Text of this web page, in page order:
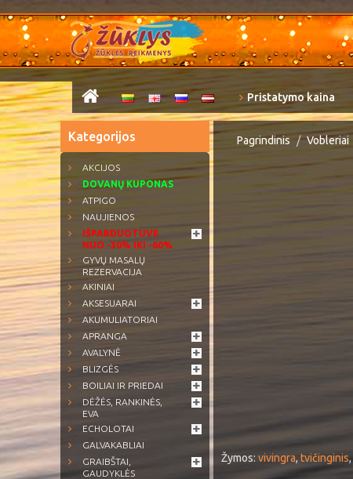
Pristatymo kaina
Kategorijos
AKCIJOS
DOVANŲ KUPONAS
ATPIGO
NAUJIENOS
IŠPARDUOTUVĖ
NUO -30% IKI -60%
GYVŲ MASALŲ
REZERVACIJA
AKINIAI
AKSESUARAI
AKUMULIATORIAI
APRANGA
AVALYNĖ
BLIZGĖS
BOILIAI IR PRIEDAI
DĖŽĖS, RANKINĖS,
EVA
ECHOLOTAI
GALVAKABLIAI
GRAIBŠTAI,
GAUDYKLĖS
Pagrindinis Vobleriai
Žymos: vivingra, tvičinginis,